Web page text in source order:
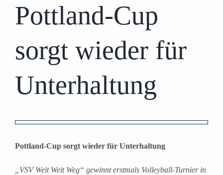
Pottland-Cup
sorgt wieder für
Unterhaltung
grösseres
Pottland-Cup sorgt wieder für Unterhaltung
„VSV Weit Weit Weg“ gewinnt erstmals Volleyball-Turnier in